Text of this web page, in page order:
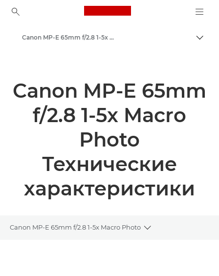
Canon Logo, back to
Canon MP-E 65mm f/2.8 1-5x Macro Photo - Объективы - Камера и фотообъективы
Canon MP-E 65mm
f/2.8 1-5x Macro
Photo
Технические
характеристики
Canon MP-E 65mm f/2.8 1-5x Macro Photo
Toggle breadcrumbs